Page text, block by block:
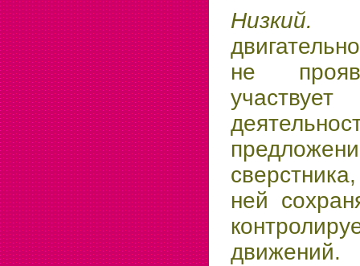
Низкий.
не
ней
движений.